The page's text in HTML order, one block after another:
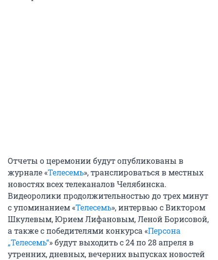
Отчеты о церемонии будут опубликованы в
журнале «Телесемь», транслироваться в местных
новостях всех телеканалов Челябинска.
Видеоролики продолжительностью до трех минут
с упоминанием «Телесемь», интервью с Виктором
Шкулевым, Юрием Лифановым, Леной Борисовой,
а также с победителями конкурса «Персона
„Телесемь“» будут выходить с 24 по 28 апреля в
утренних, дневных, вечерних выпусках новостей